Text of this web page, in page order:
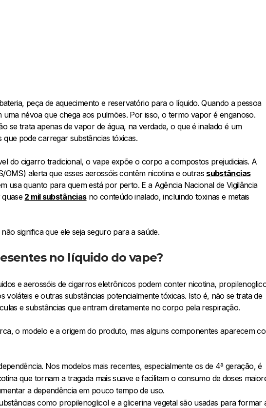
peça de aquecimento e reservatório para o líquido. Quando a pessoa
névoa que chega aos pulmões. Por isso, o termo vapor é enganoso.
se trata apenas de vapor de água, na verdade, o que é inalado é um
pode carregar substâncias tóxicas.
do cigarro tradicional, o vape expõe o corpo a compostos prejudiciais. A
OMS) alerta que esses aerossóis contêm nicotina e outras substâncias
usa quanto para quem está por perto. E a Agência Nacional de Vigilância
quase2 mil substânciasno conteúdo inalado, incluindo toxinas e metais
significa que ele seja seguro para a saúde.
no líquido do vape?
e aerossóis de cigarros eletrônicos podem conter nicotina,
voláteis e outras substâncias potencialmente tóxicas. Isto é, não se trata de
e substâncias que entram diretamente no corpo pela respiração.
o modelo e a origem do produto, mas alguns componentes aparecem
Nos modelos mais recentes, especialmente os de 4ª geração, é
que tornam a tragada mais suave e facilitam o consumo de doses
a dependência em pouco tempo de uso.
como propilenoglicol e a glicerina vegetal são usadas para formar